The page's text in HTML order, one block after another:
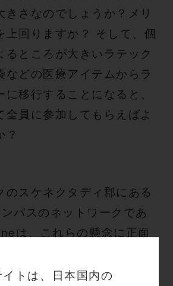
イトは、日本国内の
きさなのでしょうか？メリ
上回りますか？ そして、個
るところが大きいラテック
などの医療アイテムからラ
に移行することになると、
全員に参加してもらえばよ
？
スケネクタディ郡にある
パスのネットワークであ
は、これらの懸念に正面
ックス製の手術用手袋を完